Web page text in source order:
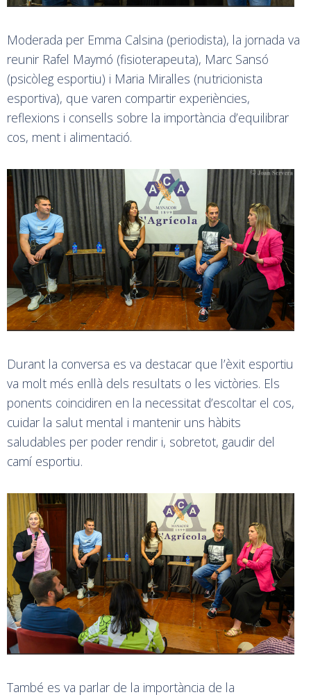
Moderada per Emma Calsina (periodista), la jornada va
reunir Rafel Maymó (fisioterapeuta), Marc Sansó
(psicòleg esportiu) i Maria Miralles (nutricionista
esportiva), que varen compartir experiències,
reflexions i consells sobre la importància d’equilibrar
cos, ment i alimentació.
Durant la conversa es va destacar que l’èxit esportiu
va molt més enllà dels resultats o les victòries. Els
ponents coincidiren en la necessitat d’escoltar el cos,
cuidar la salut mental i mantenir uns hàbits
saludables per poder rendir i, sobretot, gaudir del
camí esportiu.
També es va parlar de la importància de la